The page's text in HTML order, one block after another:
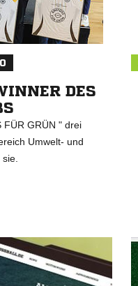
DES
FÜR GRÜN " drei
Umwelt- und
sie.